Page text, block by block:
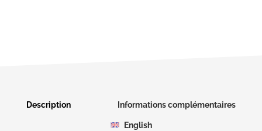
Description Informations complémentaires
English